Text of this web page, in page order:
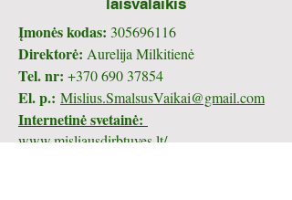
laisvalaikis
Įmonės kodas: 305696116
Direktorė: Aurelija Milkitienė
Tel. nr: +370 690 37854
El. p.: Mislius.SmalsusVaikai@gmail.com
Internetinė svetainė:
www.misliausdirbtuves.lt/